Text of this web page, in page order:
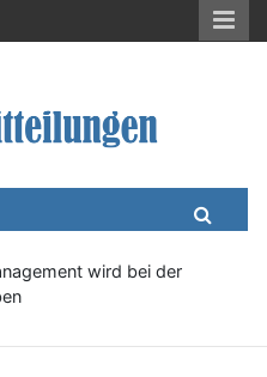
Meldungen, Wirtschaft
wird bei der